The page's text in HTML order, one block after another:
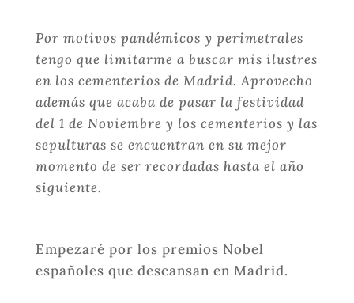
Por motivos pandémicos y perimetrales
tengo que limitarme a buscar mis ilustres
en los cementerios de Madrid. Aprovecho
además que acaba de pasar la festividad
del 1 de Noviembre y los cementerios y las
sepulturas se encuentran en su mejor
momento de ser recordadas hasta el año
siguiente.
Empezaré por los premios Nobel
españoles que descansan en Madrid.